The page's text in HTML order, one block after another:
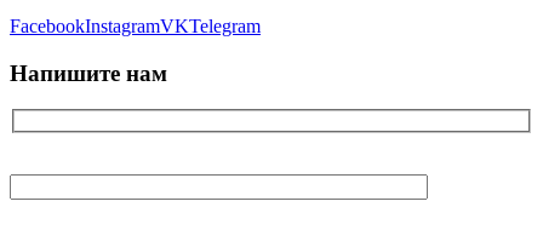
FacebookInstagramVKTelegram
Напишите нам